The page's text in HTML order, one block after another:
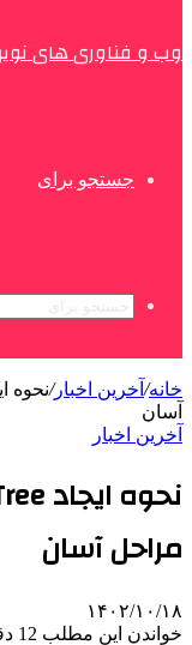
وب و فناوری های نوین
جستجو برای
خانه/آخرین اخبار/
آسان
آخرین اخبار
مراحل آسان
۱۴۰۲/۱۰/۱۸
خواندن این مطلب 12 دقیقه زمان میبرد